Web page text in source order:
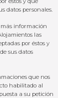
datos personales.
más información
las
por éstos y
sus datos
que nos
habilitado al
a su petición